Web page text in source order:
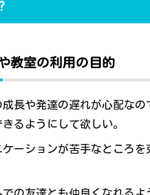
教室の利用の目的
成長や発達の遅れが心配なの
るようにして欲しい。
ケーションが苦手なところを